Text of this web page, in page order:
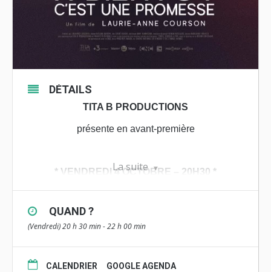
La suite
DÉTAILS
TITA B PRODUCTIONS
présente en avant-première
* VENDREDI 4 OCTOBRE – 20H30 *
CINÉMA LE GOYEN – AUDIERNE
cinéma– tarif habituel –
QUAND ?
(Vendredi) 20 h 30 min - 22 h 00 min
CALENDRIER GOOGLE AGENDA